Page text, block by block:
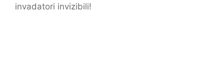
invadatori invizibili!